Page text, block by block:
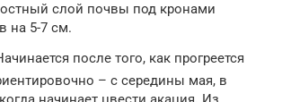
слой почвы под кронами
на 5-7 см.
после того, как прогреется
– с середины мая, в